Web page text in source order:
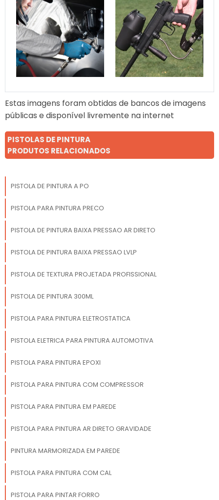
do rolo que fica encharcado.
Qual o segredo para não entupir?
Dois segredos: diluição correta e limpeza
imediata e rigorosa após o uso. Tinta seca
Veja mais:Cabine de Pintura| Pintura
Eletrostatica| Hidrojateamento|Pintura
Industrial.
Estas imagens foram obtidas de bancos de imagens
públicas e disponível livremente na internet
PISTOLAS DE PINTURA
PRODUTOS RELACIONADOS
PISTOLA DE PINTURA A PO
PISTOLA PARA PINTURA PRECO
PISTOLA DE PINTURA BAIXA PRESSAO AR DIRETO
PISTOLA DE PINTURA BAIXA PRESSAO LVLP
PISTOLA DE TEXTURA PROJETADA PROFISSIONAL
PISTOLA DE PINTURA 300ML
PISTOLA PARA PINTURA ELETROSTATICA
PISTOLA ELETRICA PARA PINTURA AUTOMOTIVA
PISTOLA PARA PINTURA EPOXI
PISTOLA PARA PINTURA COM COMPRESSOR
PISTOLA PARA PINTURA EM PAREDE
PISTOLA PARA PINTURA AR DIRETO GRAVIDADE
PINTURA MARMORIZADA EM PAREDE
PISTOLA PARA PINTURA COM CAL
PISTOLA PARA PINTAR FORRO